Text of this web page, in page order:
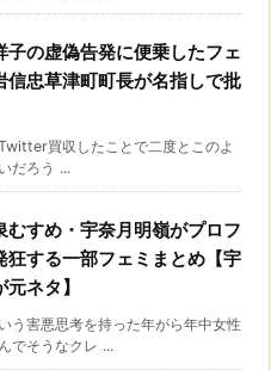
子の虚偽告発に便乗したフェ
信忠草津町町長が名指しで批
買収したことで二度とこのよ
だろう ...
むすめ・宇奈月明嶺がプロフ
狂する一部フェミまとめ【宇
ネタ】
う害悪思考を持った年がら年中女性
でそうなクレ ...